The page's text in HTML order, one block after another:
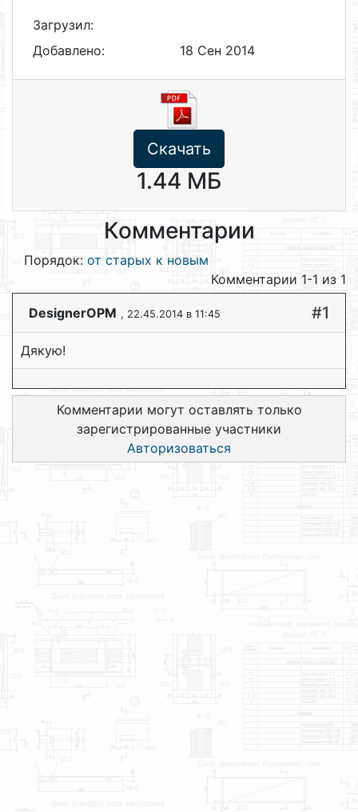
Загрузил:
Добавлено:
18 Сен 2014
Скачать
1.44 МБ
Комментарии
Порядок: от старых к новым
Комментарии 1-1 из 1
DesignerOPM , 22.45.2014 в 11:45 #1
Дякую!
Комментарии могут оставлять только
зарегистрированные участники
Авторизоваться